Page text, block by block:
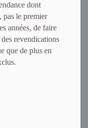
dont
pas le premier
années, de faire
revendications
que de plus en